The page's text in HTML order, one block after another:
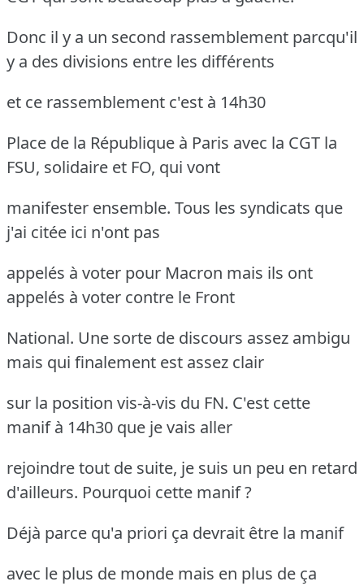
Donc il y a un second rassemblement parcqu'il
y a des divisions entre les différents
et ce rassemblement c'est à 14h30
Place de la République à Paris avec la CGT la
FSU, solidaire et FO, qui vont
manifester ensemble. Tous les syndicats que
j'ai citée ici n'ont pas
appelés à voter pour Macron mais ils ont
appelés à voter contre le Front
National. Une sorte de discours assez ambigu
mais qui finalement est assez clair
sur la position vis-à-vis du FN. C'est cette
manif à 14h30 que je vais aller
rejoindre tout de suite, je suis un peu en retard
d'ailleurs. Pourquoi cette manif ?
Déjà parce qu'a priori ça devrait être la manif
avec le plus de monde mais en plus de ça